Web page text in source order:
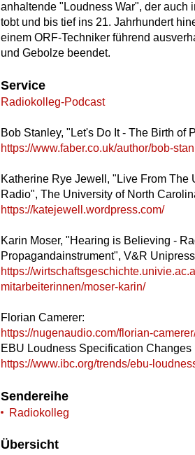
anhaltende "Loudness War", der auch
tobt und bis tief ins 21. Jahrhundert
einem ORF-Techniker führend
und Gebolze beendet.
Service
Radiokolleg-Podcast
Bob Stanley, "Let's Do It - The Birth of
https://www.faber.co.uk/author/bob-
Katherine Rye Jewell, "Live From The
Radio", The University of North
https://katejewell.wordpress.com/
Karin Moser, "Hearing is Believing -
Propagandainstrument", V&R
https://
mitarbeiterinnen/moser-karin/
Florian Camerer:
https://nugenaudio.com/florian-
EBU Loudness Specification Changes
https://www.ibc.org/trends/ebu-
Sendereihe
Radiokolleg
Übersicht